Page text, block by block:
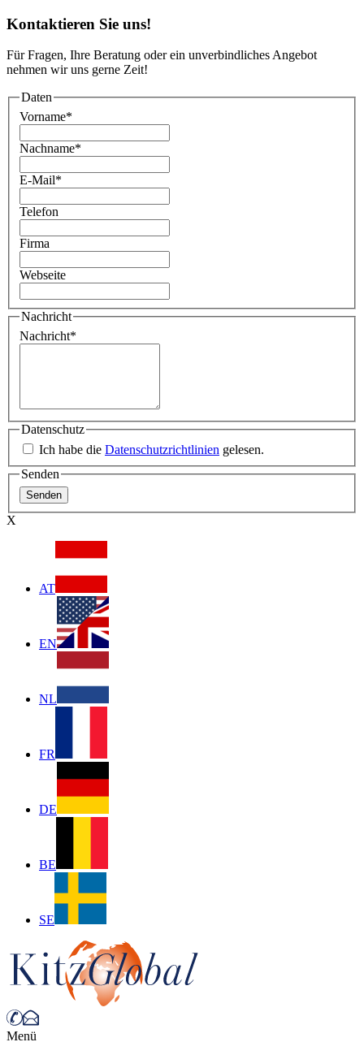
Kontaktieren Sie uns!
Für Fragen, Ihre Beratung oder ein unverbindliches Angebot
nehmen wir uns gerne Zeit!
Daten
Vorname*
Nachname*
E-Mail*
Telefon
Firma
Webseite
Nachricht
Nachricht*
Datenschutz
Ich habe die Datenschutzrichtlinien gelesen.
Senden
X
AT
EN
NL
FR
DE
BE
SE
Menü